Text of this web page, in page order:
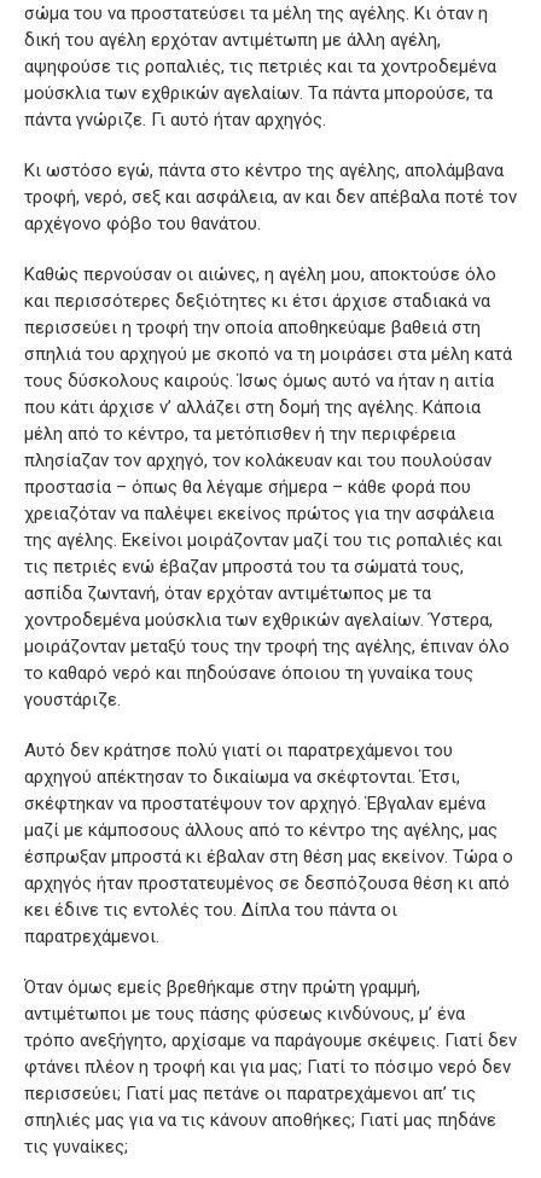
σώμα του να προστατεύσει τα μέλη της αγέλης. Κι όταν η
δική του αγέλη ερχόταν αντιμέτωπη με άλλη αγέλη,
αψηφούσε τις ροπαλιές, τις πετριές και τα χοντροδεμένα
μούσκλια των εχθρικών αγελαίων. Τα πάντα μπορούσε, τα
πάντα γνώριζε. Γι αυτό ήταν αρχηγός.
Κι ωστόσο εγώ, πάντα στο κέντρο της αγέλης, απολάμβανα
τροφή, νερό, σεξ και ασφάλεια, αν και δεν απέβαλα ποτέ τον
αρχέγονο φόβο του θανάτου.
Καθώς περνούσαν οι αιώνες, η αγέλη μου, αποκτούσε όλο
και περισσότερες δεξιότητες κι έτσι άρχισε σταδιακά να
περισσεύει η τροφή την οποία αποθηκεύαμε βαθειά στη
σπηλιά του αρχηγού με σκοπό να τη μοιράσει στα μέλη κατά
τους δύσκολους καιρούς. Ίσως όμως αυτό να ήταν η αιτία
που κάτι άρχισε ν’ αλλάζει στη δομή της αγέλης. Κάποια
μέλη από το κέντρο, τα μετόπισθεν ή την περιφέρεια
πλησίαζαν τον αρχηγό, τον κολάκευαν και του πουλούσαν
προστασία – όπως θα λέγαμε σήμερα – κάθε φορά που
χρειαζόταν να παλέψει εκείνος πρώτος για την ασφάλεια
της αγέλης. Εκείνοι μοιράζονταν μαζί του τις ροπαλιές και
τις πετριές ενώ έβαζαν μπροστά του τα σώματά τους,
ασπίδα ζωντανή, όταν ερχόταν αντιμέτωπος με τα
χοντροδεμένα μούσκλια των εχθρικών αγελαίων. Ύστερα,
μοιράζονταν μεταξύ τους την τροφή της αγέλης, έπιναν όλο
το καθαρό νερό και πηδούσανε όποιου τη γυναίκα τους
γουστάριζε.
Αυτό δεν κράτησε πολύ γιατί οι παρατρεχάμενοι του
αρχηγού απέκτησαν το δικαίωμα να σκέφτονται. Έτσι,
σκέφτηκαν να προστατέψουν τον αρχηγό. Έβγαλαν εμένα
μαζί με κάμποσους άλλους από το κέντρο της αγέλης, μας
έσπρωξαν μπροστά κι έβαλαν στη θέση μας εκείνον. Τώρα ο
αρχηγός ήταν προστατευμένος σε δεσπόζουσα θέση κι από
κει έδινε τις εντολές του. Δίπλα του πάντα οι
παρατρεχάμενοι.
Όταν όμως εμείς βρεθήκαμε στην πρώτη γραμμή,
αντιμέτωποι με τους πάσης φύσεως κινδύνους, μ’ ένα
τρόπο ανεξήγητο, αρχίσαμε να παράγουμε σκέψεις. Γιατί δεν
φτάνει πλέον η τροφή και για μας; Γιατί το πόσιμο νερό δεν
περισσεύει; Γιατί μας πετάνε οι παρατρεχάμενοι απ’ τις
σπηλιές μας για να τις κάνουν αποθήκες; Γιατί μας πηδάνε
τις γυναίκες;